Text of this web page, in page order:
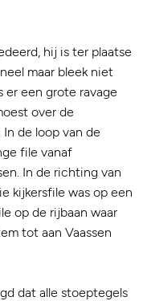
hij is ter plaatse
maar bleek niet
er een grote ravage
over de
de loop van de
file vanaf
In de richting van
kijkersfile was op een
op de rijbaan waar
tot aan Vaassen
dat alle stoeptegels